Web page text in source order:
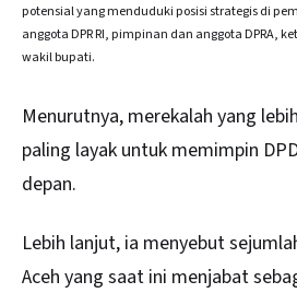
potensial yang menduduki posisi strategis di
anggota DPR RI, pimpinan dan anggota DPRA,
wakil bupati.
Menurutnya, merekalah yang
paling layak untuk memimpin
depan.
Lebih lanjut, ia menyebut
Aceh yang saat ini menjabat